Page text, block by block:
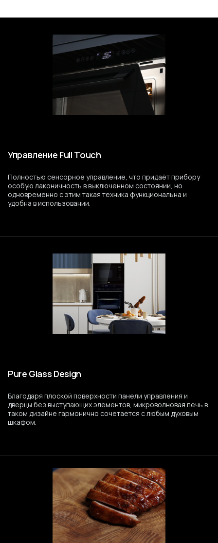
Управление Full Touch
Полностью сенсорное управление, что придаёт прибору
особую лаконичность в выключенном состоянии, но
одновременно с этим такая техника функциональна и
удобна в использовании.
Pure Glass Design
Благодаря плоской поверхности панели управления и
дверцы без выступающих элементов, микроволновая печь в
таком дизайне гармонично сочетается с любым духовым
шкафом.